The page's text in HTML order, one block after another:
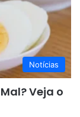
Notícias
Veja o